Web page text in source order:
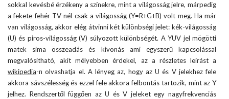
sokkal kevésbé érzékeny a színekre, mint a világosság jelre, márpedig
a fekete-fehér TV-nél csak a világosság (Y=R+G+B) volt meg. Ha már
van világosság, akkor elég átvinni két különbségi jelet: kék-világosság
(U) és piros-világosság (V) súlyozott különbségét. A YUV jel mögötti
matek sima összeadás és kivonás ami egyszerű kapcsolással
megvalósítható, akit mélyebben érdekel, az a részletes leírást a
wikipedia-n olvashatja el. A lényeg az, hogy az U és V jelekhez fele
akkora sávszélesség és ezzel fele akkora felbontás tartozik, mint az Y
jelhez. Rendszertől függően az U és V jeleket egy nagyfrekvenciás